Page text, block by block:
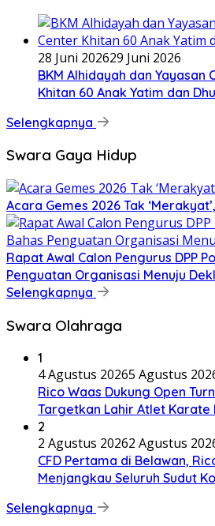
28 Juni 202629 Juni 2026
BKM Alhidayah dan Yayasan
Khitan 60 Anak Yatim dan
Selengkapnya
Swara Gaya Hidup
Acara Gemes 2026 Tak
Rapat Awal Calon Pengurus DPP
Penguatan Organisasi Menuju
Selengkapnya
Swara Olahraga
1
4 Agustus 20265 Agustus
Rico Waas Dukung Open
Targetkan Lahir Atlet Karate
2
2 Agustus 20262 Agustus
CFD Pertama di Belawan,
Menjangkau Seluruh Sudut
Selengkapnya